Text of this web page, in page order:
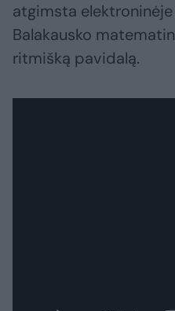
atgimsta
Balakausko
ritmišką pavidalą.